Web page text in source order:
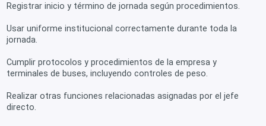
Registrar inicio y término de jornada según procedimientos.
Usar uniforme institucional correctamente durante toda la
jornada.
Cumplir protocolos y procedimientos de la empresa y
terminales de buses, incluyendo controles de peso.
Realizar otras funciones relacionadas asignadas por el jefe
directo.